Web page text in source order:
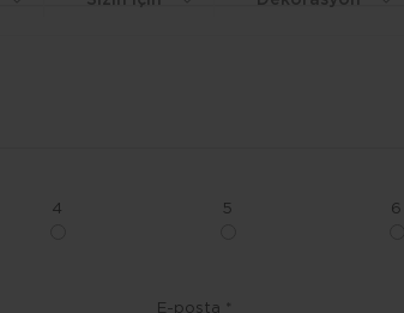
4 5 6
E-posta *